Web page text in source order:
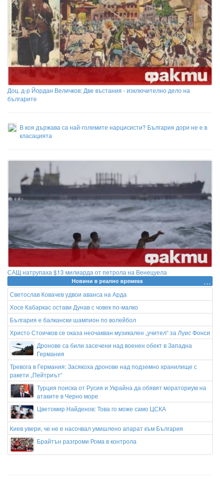
Доц. д-р Йордан Величков: Две въстания - изключително дело на
българите
В коя държава са най-големите нарцисисти? България дори не е в
класацията
САЩ натрупаха $13 милиарда от петрола на Венецуела
Новини в реално времеss
Светослав Ковачев удвои аванса на Арда
Хосе Кабаркас остави Дунав с човек по-малко
България е балкански шампион по волейбол
Христо Стоичков се оказа неочакван музикален „учител“ за Луис Фонси
Дронове са били засечени над военен обект в Западна
Германия
Тревога в Германия: Засякоха дронове над подземно хранилище с
ракети „Пейтриът“
Турция поиска от Русия и Украйна да обявят мораториум на
атаките в Черно море
Цветомир Найденов: Това го може само ЦСКА
Киев увери, че не е насочвал умишлено апарат към България
Брайтън разгроми Рома в контрола